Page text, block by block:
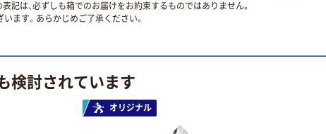
表記は、必ずしも箱でのお届けをお約束するものではありません。
ます。あらかじめご了承ください。
検討されています
オリジナル